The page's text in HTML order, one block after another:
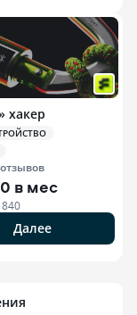
хакер
отзывов
в мес
Далее